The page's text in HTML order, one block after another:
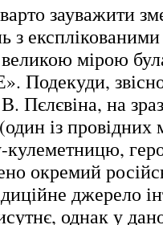
зауважити
з
мірою
Подекуди,
Пєлєвіна, на
із провідних
окремий
джерело
однак у